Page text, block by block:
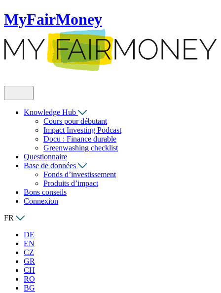
MyFairMoney
Knowledge Hub
Cours pour débutant
Impact Investing Podcast
Docu : Finance durable
Greenwashing checklist
Questionnaire
Base de données
Fonds d’investissement
Produits d’impact
Bons conseils
Connexion
FR
DE
EN
CZ
GR
CH
RO
BG